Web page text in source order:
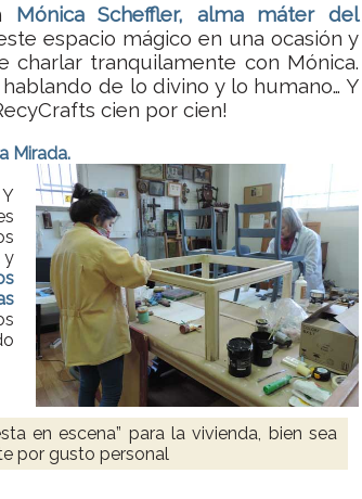
Mónica Scheffler, alma máter del
espacio mágico en una ocasión y
charlar tranquilamente con Mónica.
de lo divino y lo humano… Y
cien por cien!
Mirada.
y
en escena” para la vivienda, bien sea
por gusto personal